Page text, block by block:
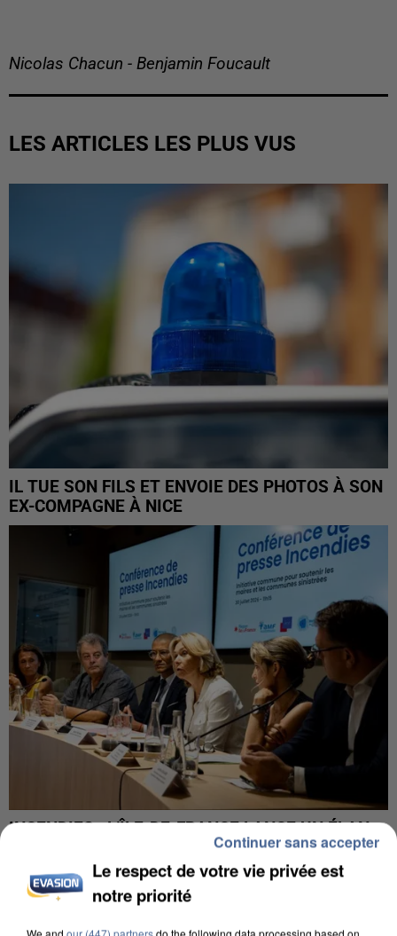
Nicolas Chacun - Benjamin Foucault
LES ARTICLES LES PLUS VUS
IL TUE SON FILS ET ENVOIE DES PHOTOS À SON
EX-COMPAGNE À NICE
INCENDIES : L’ÎLE-DE-FRANCE LANCE UN ÉLAN
DE SOLIDARITÉ AVEC LES...
Le respect de votre vie privée est
notre priorité
We and our (447) partnersdo the following data processing based on
Continuer sans accepter